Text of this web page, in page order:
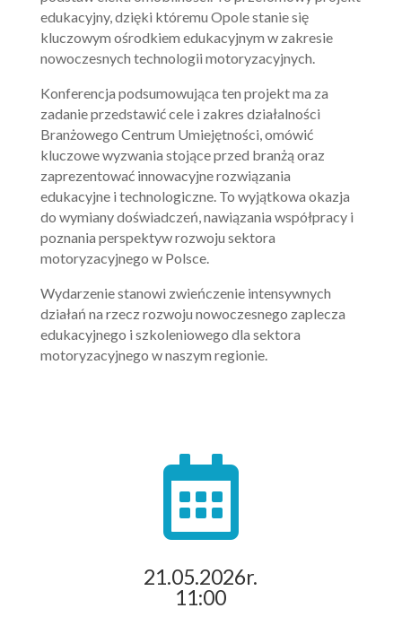
edukacyjny, dzięki któremu Opole stanie się
kluczowym ośrodkiem edukacyjnym w zakresie
nowoczesnych technologii motoryzacyjnych.
Konferencja podsumowująca ten projekt ma za
zadanie przedstawić cele i zakres działalności
Branżowego Centrum Umiejętności, omówić
kluczowe wyzwania stojące przed branżą oraz
zaprezentować innowacyjne rozwiązania
edukacyjne i technologiczne. To wyjątkowa okazja
do wymiany doświadczeń, nawiązania współpracy i
poznania perspektyw rozwoju sektora
motoryzacyjnego w Polsce.
Wydarzenie stanowi zwieńczenie intensywnych
działań na rzecz rozwoju nowoczesnego zaplecza
edukacyjnego i szkoleniowego dla sektora
motoryzacyjnego w naszym regionie.

21.05.2026r.
11:00